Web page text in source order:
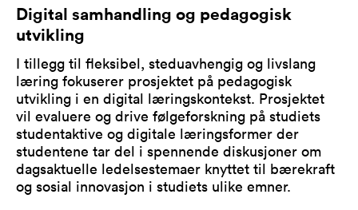
Digital samhandling og pedagogisk
utvikling
I tillegg til fleksibel, steduavhengig og livslang
læring fokuserer prosjektet på pedagogisk
utvikling i en digital læringskontekst. Prosjektet
vil evaluere og drive følgeforskning på studiets
studentaktive og digitale læringsformer der
studentene tar del i spennende diskusjoner om
dagsaktuelle ledelsestemaer knyttet til bærekraft
og sosial innovasjon i studiets ulike emner.